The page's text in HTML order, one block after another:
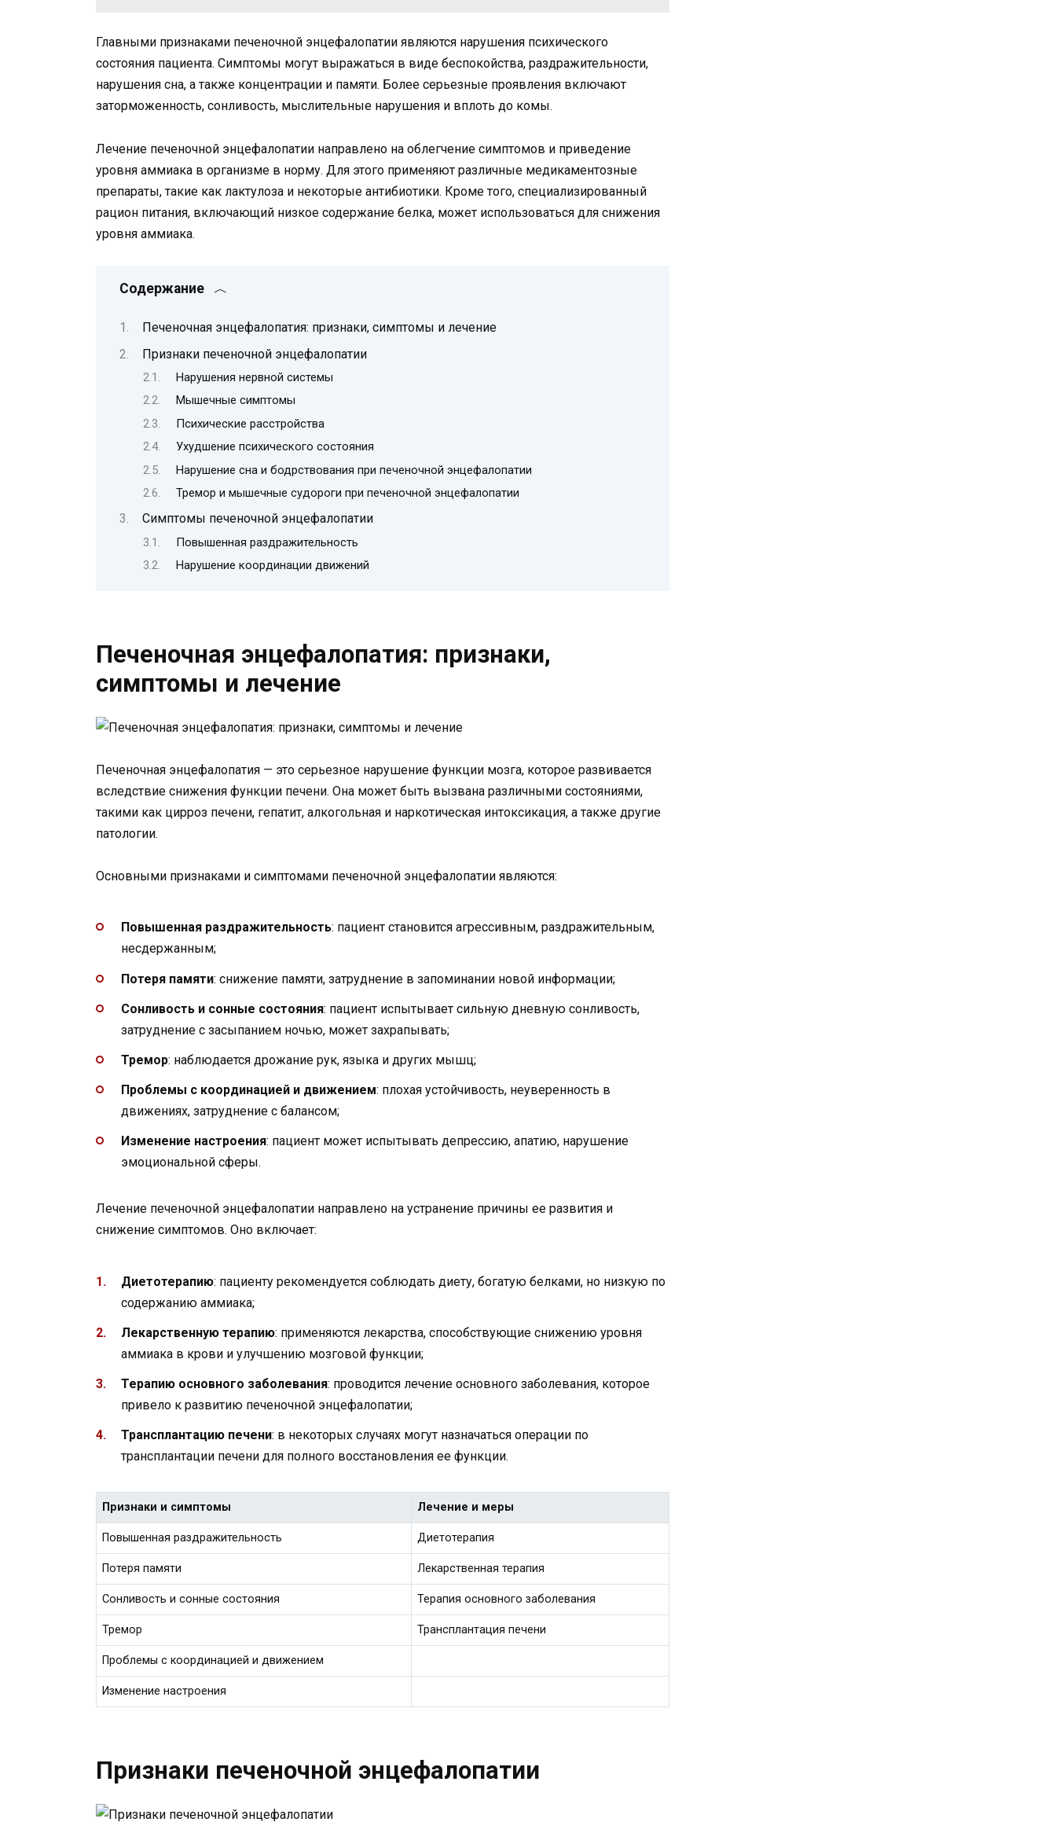
Главными признаками печеночной энцефалопатии являются нарушения психического
состояния пациента. Симптомы могут выражаться в виде беспокойства, раздражительности,
нарушения сна, а также концентрации и памяти. Более серьезные проявления включают
заторможенность, сонливость, мыслительные нарушения и вплоть до комы.
Лечение печеночной энцефалопатии направлено на облегчение симптомов и приведение
уровня аммиака в организме в норму. Для этого применяют различные медикаментозные
препараты, такие как лактулоза и некоторые антибиотики. Кроме того, специализированный
рацион питания, включающий низкое содержание белка, может использоваться для снижения
уровня аммиака.
Содержание
Печеночная энцефалопатия: признаки, симптомы и лечение
Признаки печеночной энцефалопатии
Нарушения нервной системы
Мышечные симптомы
Психические расстройства
Ухудшение психического состояния
Нарушение сна и бодрствования при печеночной энцефалопатии
Тремор и мышечные судороги при печеночной энцефалопатии
Симптомы печеночной энцефалопатии
Повышенная раздражительность
Нарушение координации движений
Печеночная энцефалопатия: признаки,
симптомы и лечение
Печеночная энцефалопатия — это серьезное нарушение функции мозга, которое развивается
вследствие снижения функции печени. Она может быть вызвана различными состояниями,
такими как цирроз печени, гепатит, алкогольная и наркотическая интоксикация, а также другие
патологии.
Основными признаками и симптомами печеночной энцефалопатии являются:
Повышенная раздражительность: пациент становится агрессивным, раздражительным,
несдержанным;
Потеря памяти: снижение памяти, затруднение в запоминании новой информации;
Сонливость и сонные состояния: пациент испытывает сильную дневную сонливость,
затруднение с засыпанием ночью, может захрапывать;
Тремор: наблюдается дрожание рук, языка и других мышц;
Проблемы с координацией и движением: плохая устойчивость, неуверенность в
движениях, затруднение с балансом;
Изменение настроения: пациент может испытывать депрессию, апатию, нарушение
эмоциональной сферы.
Лечение печеночной энцефалопатии направлено на устранение причины ее развития и
снижение симптомов. Оно включает:
Диетотерапию: пациенту рекомендуется соблюдать диету, богатую белками, но низкую по
содержанию аммиака;
Лекарственную терапию: применяются лекарства, способствующие снижению уровня
аммиака в крови и улучшению мозговой функции;
Терапию основного заболевания: проводится лечение основного заболевания, которое
привело к развитию печеночной энцефалопатии;
Трансплантацию печени: в некоторых случаях могут назначаться операции по
трансплантации печени для полного восстановления ее функции.
Признаки и симптомы Лечение и меры
Повышенная раздражительность Диетотерапия
Потеря памяти Лекарственная терапия
Сонливость и сонные состояния Терапия основного заболевания
Тремор Трансплантация печени
Проблемы с координацией и движением
Изменение настроения
Признаки печеночной энцефалопатии